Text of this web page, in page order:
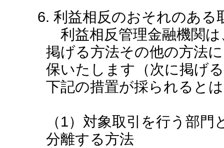
6. 利益相反のおそれのある
利益相反管理金融機関は
掲げる方法その他の方法
保いたします（次に掲げ
下記の措置が採られると
（1）対象取引を行う部
分離する方法